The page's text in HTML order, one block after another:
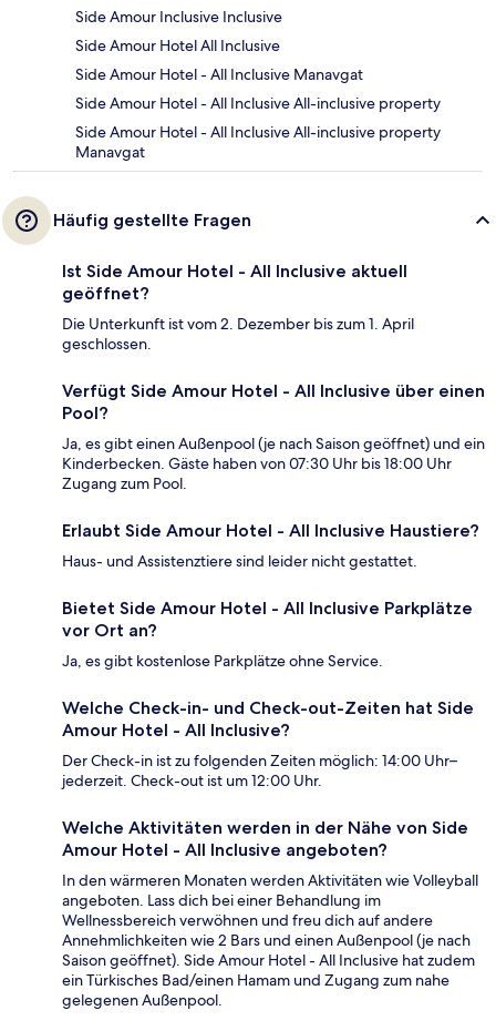
Side Amour Inclusive Inclusive
Side Amour Hotel All Inclusive
Side Amour Hotel - All Inclusive Manavgat
Side Amour Hotel - All Inclusive All-inclusive property
Side Amour Hotel - All Inclusive All-inclusive property
Manavgat
Häufig gestellte Fragen
Ist Side Amour Hotel - All Inclusive aktuell
geöffnet?
Die Unterkunft ist vom 2. Dezember bis zum 1. April
geschlossen.
Verfügt Side Amour Hotel - All Inclusive über einen
Pool?
Ja, es gibt einen Außenpool (je nach Saison geöffnet) und ein
Kinderbecken. Gäste haben von 07:30 Uhr bis 18:00 Uhr
Zugang zum Pool.
Erlaubt Side Amour Hotel - All Inclusive Haustiere?
Haus- und Assistenztiere sind leider nicht gestattet.
Bietet Side Amour Hotel - All Inclusive Parkplätze
vor Ort an?
Ja, es gibt kostenlose Parkplätze ohne Service.
Welche Check-in- und Check-out-Zeiten hat Side
Amour Hotel - All Inclusive?
Der Check-in ist zu folgenden Zeiten möglich: 14:00 Uhr–
jederzeit. Check-out ist um 12:00 Uhr.
Welche Aktivitäten werden in der Nähe von Side
Amour Hotel - All Inclusive angeboten?
In den wärmeren Monaten werden Aktivitäten wie Volleyball
angeboten. Lass dich bei einer Behandlung im
Wellnessbereich verwöhnen und freu dich auf andere
Annehmlichkeiten wie 2 Bars und einen Außenpool (je nach
Saison geöffnet). Side Amour Hotel - All Inclusive hat zudem
ein Türkisches Bad/einen Hamam und Zugang zum nahe
gelegenen Außenpool.